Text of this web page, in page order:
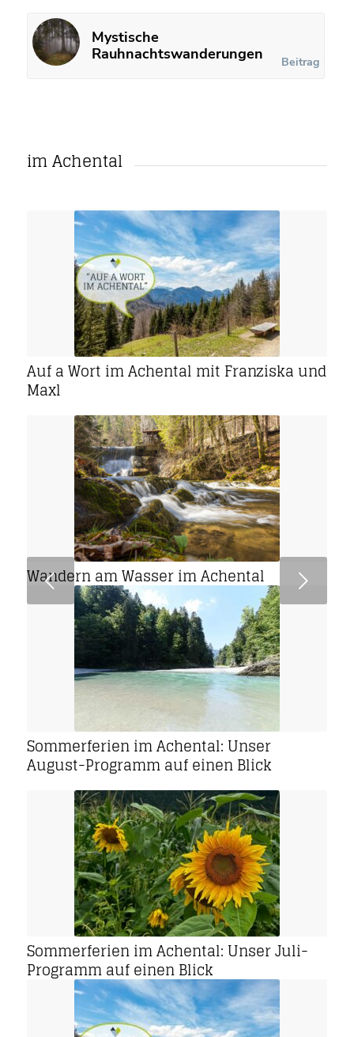
Mystische
Rauhnachtswanderungen
Beitrag
im Achental
Auf a Wort im Achental mit Franziska und
Maxl
Wandern am Wasser im Achental
Sommerferien im Achental: Unser
August-Programm auf einen Blick
Sommerferien im Achental: Unser Juli-
Programm auf einen Blick
Weiter